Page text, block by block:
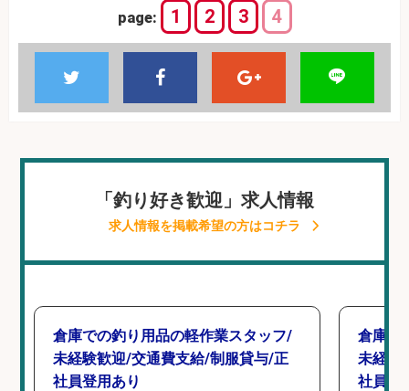
page: 1 2 3 4
「釣り好き歓迎」求人情報
求人情報を掲載希望の方はコチラ
倉庫での釣り用品の軽作業スタッフ/
未経験歓迎/交通費支給/制服貸与/正
社員登用あり
倉庫で
未経験
社員登